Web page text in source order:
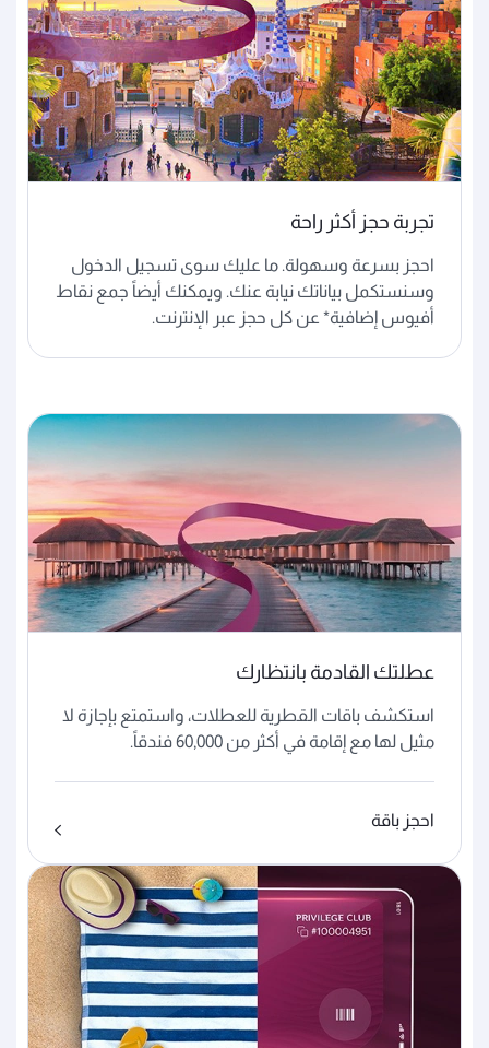
تجربة حجز أكثر راحة
احجز بسرعة وسهولة. ما عليك سوى تسجيل الدخول
وسنستكمل بياناتك نيابة عنك. ويمكنك أيضاً جمع نقاط
أفيوس إضافية* عن كل حجز عبر الإنترنت.
عطلتك القادمة بانتظارك
استكشف باقات القطرية للعطلات، واستمتع بإجازة لا
مثيل لها مع إقامة في أكثر من 60,000 فندقاً.
احجز باقة